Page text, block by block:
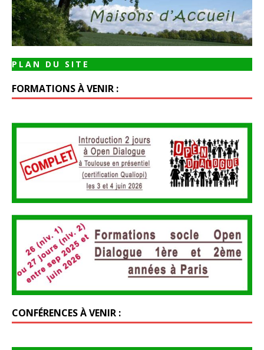
PLAN DU SITE
FORMATIONS À VENIR :
CONFÉRENCES À VENIR :